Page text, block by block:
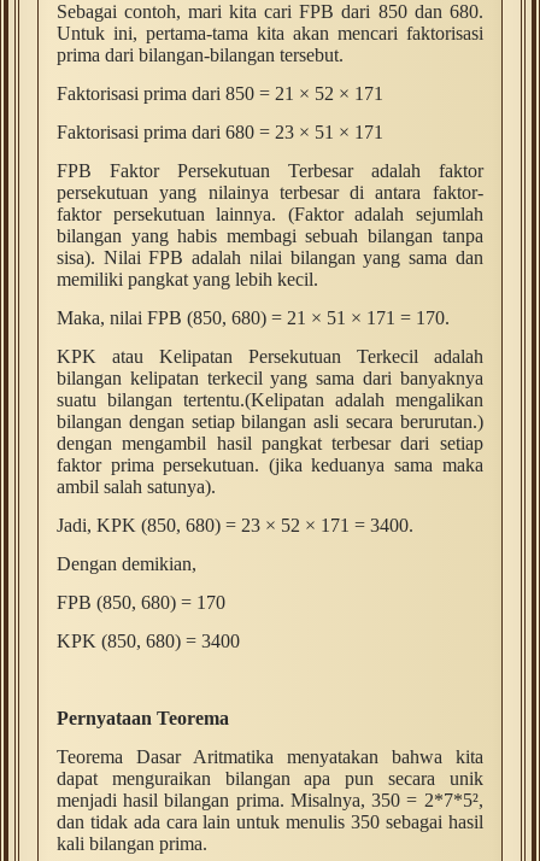
Sebagai contoh, mari kita cari FPB dari 850 dan 680.
Untuk ini, pertama-tama kita akan mencari faktorisasi
prima dari bilangan-bilangan tersebut.
Faktorisasi prima dari 850 = 21 × 52 × 171
Faktorisasi prima dari 680 = 23 × 51 × 171
FPB Faktor Persekutuan Terbesar adalah faktor
persekutuan yang nilainya terbesar di antara faktor-
faktor persekutuan lainnya. (Faktor adalah sejumlah
bilangan yang habis membagi sebuah bilangan tanpa
sisa). Nilai FPB adalah nilai bilangan yang sama dan
memiliki pangkat yang lebih kecil.
Maka, nilai FPB (850, 680) = 21 × 51 × 171 = 170.
KPK atau Kelipatan Persekutuan Terkecil adalah
bilangan kelipatan terkecil yang sama dari banyaknya
suatu bilangan tertentu.(Kelipatan adalah mengalikan
bilangan dengan setiap bilangan asli secara berurutan.)
dengan mengambil hasil pangkat terbesar dari setiap
faktor prima persekutuan. (jika keduanya sama maka
ambil salah satunya).
Jadi, KPK (850, 680) = 23 × 52 × 171 = 3400.
Dengan demikian,
FPB (850, 680) = 170
KPK (850, 680) = 3400
Pernyataan Teorema
Teorema Dasar Aritmatika menyatakan bahwa kita
dapat menguraikan bilangan apa pun secara unik
menjadi hasil bilangan prima. Misalnya, 350 = 2*7*5²,
dan tidak ada cara lain untuk menulis 350 sebagai hasil
kali bilangan prima.